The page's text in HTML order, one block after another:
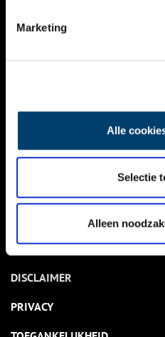
Marketing
Alle
Selectie
Alleen
NIEUWS
KALENDER
ACTIVITEITEN
NIEUWSBRIEF
DISCLAIMER
PRIVACY